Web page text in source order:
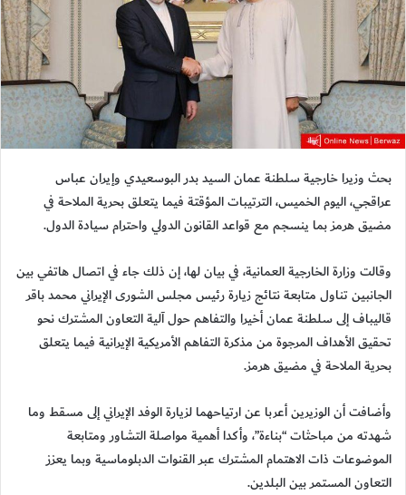
بحث وزيرا خارجية سلطنة عمان السيد بدر البوسعيدي وإيران عباس
عراقجي، اليوم الخميس، الترتيبات المؤقتة فيما يتعلق بحرية الملاحة في
مضيق هرمز بما ينسجم مع قواعد القانون الدولي واحترام سيادة الدول.
وقالت وزارة الخارجية العمانية، في بيان لها، إن ذلك جاء في اتصال هاتفي بين
الجانبين تناول متابعة نتائج زيارة رئيس مجلس الشورى الإيراني محمد باقر
قاليباف إلى سلطنة عمان أخيرا والتفاهم حول آلية التعاون المشترك نحو
تحقيق الأهداف المرجوة من مذكرة التفاهم الأمريكية الإيرانية فيما يتعلق
بحرية الملاحة في مضيق هرمز.
وأضافت أن الوزيرين أعربا عن ارتياحهما لزيارة الوفد الإيراني إلى مسقط وما
شهدته من مباحثات “بناءة”، وأكدا أهمية مواصلة التشاور ومتابعة
الموضوعات ذات الاهتمام المشترك عبر القنوات الدبلوماسية وبما يعزز
التعاون المستمر بين البلدين.